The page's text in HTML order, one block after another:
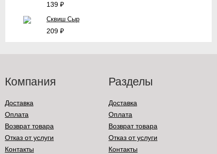
139 ₽
Сквиш Сыр
209 ₽
Компания
Доставка
Оплата
Возврат товара
Отказ от услуги
Контакты
Разделы
Доставка
Оплата
Возврат товара
Отказ от услуги
Контакты